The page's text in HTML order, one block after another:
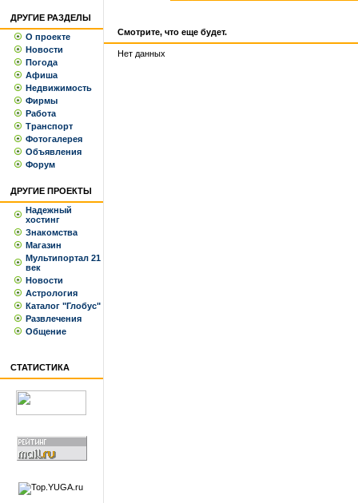
ДРУГИЕ РАЗДЕЛЫ
О проекте
Новости
Погода
Афиша
Недвижимость
Фирмы
Работа
Транспорт
Фотогалерея
Объявления
Форум
ДРУГИЕ ПРОЕКТЫ
Надежный
хостинг
Знакомства
Магазин
Мультипортал 21
век
Новости
Астрология
Каталог "Глобус"
Развлечения
Общение
СТАТИСТИКА
Смотрите, что еще будет.
Нет данных